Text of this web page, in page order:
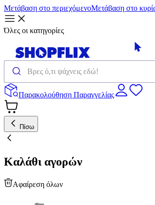
Μετάβαση στο περιεχόμενοΜετάβαση στο
Όλες οι κατηγορίες
Παρακολούθηση Παραγγελίας
Πίσω
Καλάθι αγορών
Αφαίρεση όλων